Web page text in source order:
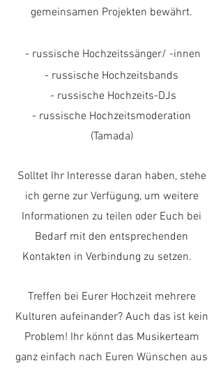
gemeinsamen Projekten bewährt.
- russische Hochzeitssänger/ -innen
- russische Hochzeitsbands
- russische Hochzeits-DJs
- russische Hochzeitsmoderation
(Tamada)
Solltet Ihr Interesse daran haben, stehe
ich gerne zur Verfügung, um weitere
Informationen zu teilen oder Euch bei
Bedarf mit den entsprechenden
Kontakten in Verbindung zu setzen.
Treffen bei Eurer Hochzeit mehrere
Kulturen aufeinander? Auch das ist kein
Problem! Ihr könnt das Musikerteam
ganz einfach nach Euren Wünschen aus